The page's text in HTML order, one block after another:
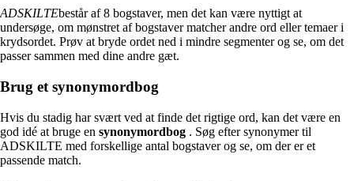
ADSKILTEbestår af 8 bogstaver, men det kan være nyttigt at
undersøge, om mønstret af bogstaver matcher andre ord eller temaer i
krydsordet. Prøv at bryde ordet ned i mindre segmenter og se, om det
passer sammen med dine andre gæt.
Brug et synonymordbog
Hvis du stadig har svært ved at finde det rigtige ord, kan det være en
god idé at bruge en synonymordbog . Søg efter synonymer til
ADSKILTE med forskellige antal bogstaver og se, om der er et
passende match.